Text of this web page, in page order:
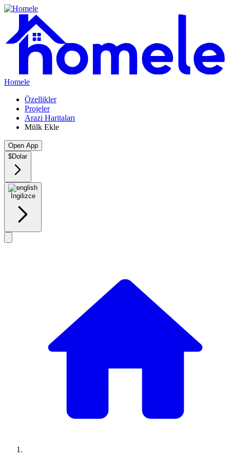
Homele
Özellikler
Projeler
Arazi Haritaları
Mülk Ekle
Open App
$Dolar
İngilizce